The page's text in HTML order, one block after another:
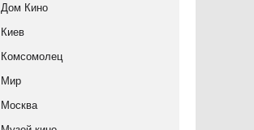
Дом Кино
Киев
Комсомолец
Мир
Москва